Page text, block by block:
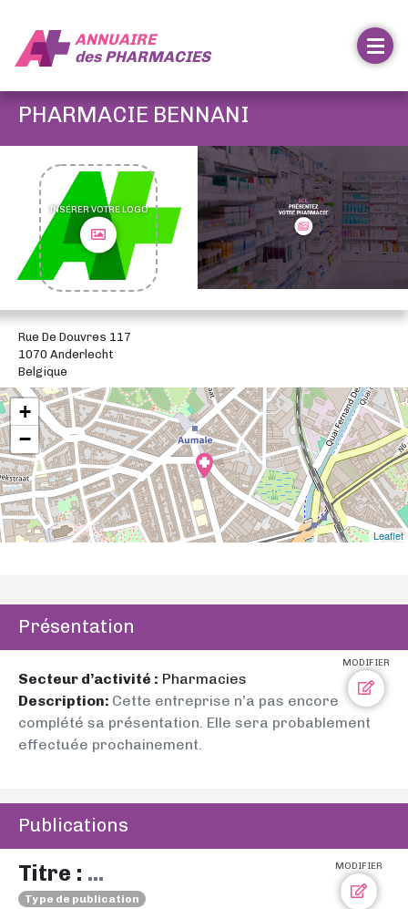
ANNUAIRE
desPHARMACIES
PHARMACIE BENNANI
INSÉRER VOTRE LOGO
Rue De Douvres 117
1070 Anderlecht
Belgique
+
−
Leaflet
Présentation
MODIFIER
Secteur d’activité : Pharmacies
Description: Cette entreprise n’a pas encore
complété sa présentation. Elle sera probablement
effectuée prochainement.
Publications
MODIFIER
Titre : ...
Type de publication